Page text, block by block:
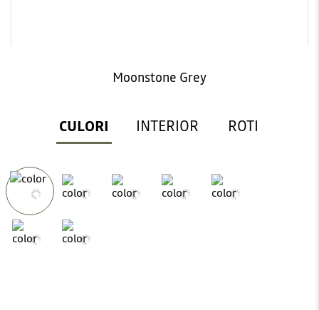
Moonstone Grey
CULORI INTERIOR ROTI